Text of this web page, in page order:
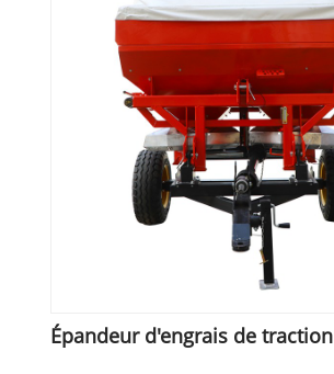
Épandeur d'engrais de traction